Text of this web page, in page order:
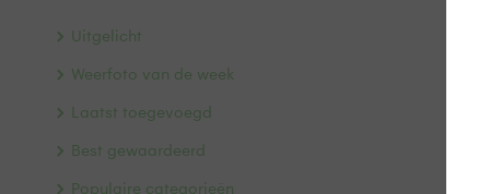
Uitgelicht
Weerfoto van de week
Laatst toegevoegd
Best gewaardeerd
Populaire categorieën